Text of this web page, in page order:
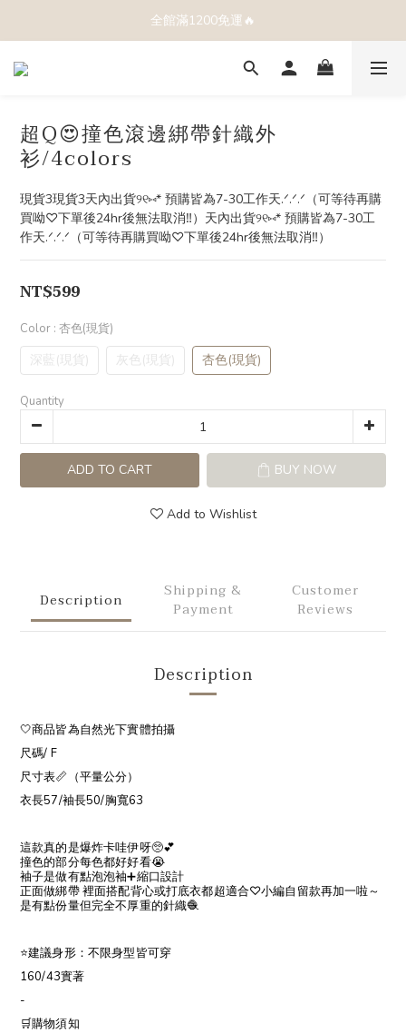
全館滿1200免運🔥
超Q😍撞色滾邊綁帶針織外
衫/4colors
現貨3現貨3天內出貨୨୧⑅* 預購皆為7-30工作天.ᐟ.ᐟ.ᐟ（可等待再購
買呦♡下單後24hr後無法取消‼️）天內出貨୨୧⑅* 預購皆為7-30工
作天.ᐟ.ᐟ.ᐟ（可等待再購買呦♡下單後24hr後無法取消‼️）
NT$599
Color : 杏色(現貨)
深藍(現貨) 灰色(現貨) 杏色(現貨)
Quantity
ADD TO CART BUY NOW
Add to Wishlist
Description
Shipping &
Payment
Customer
Reviews
Description
🤍商品皆為自然光下實體拍攝
尺碼/ F
尺寸表📏（平量公分）
衣長57/袖長50/胸寬63
這款真的是爆炸卡哇伊呀🥺💕
撞色的部分每色都好好看😭
袖子是做有點泡泡袖➕縮口設計
正面做綁帶 裡面搭配背心或打底衣都超適合♡小編自留款再加一啦～
是有點份量但完全不厚重的針織🧶
⭐️建議身形：不限身型皆可穿
160/43實著
-
🛒購物須知